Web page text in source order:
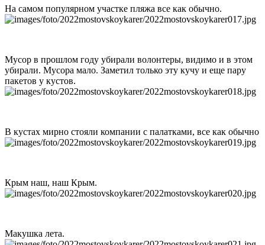
На самом популярном участке пляжа все как обычно.
Мусор в прошлом году убирали волонтеры, видимо и в этом
убирали. Мусора мало. Заметил только эту кучу и еще пару
пакетов у кустов.
В кустах мирно стояли компании с палатками, все как обычно
Крым наш, наш Крым.
Макушка лета.